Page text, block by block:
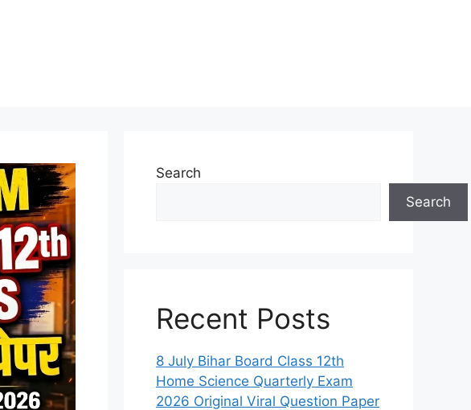
Search
Search
Recent Posts
8 July Bihar Board Class 12th
Home Science Quarterly Exam
2026 Original Viral Question Paper